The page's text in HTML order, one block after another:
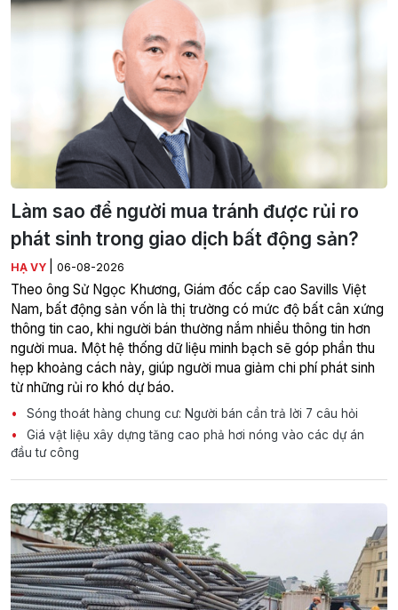
Làm sao để người mua tránh được rủi ro
phát sinh trong giao dịch bất động sản?
HẠ VY 06-08-2026
Theo ông Sử Ngọc Khương, Giám đốc cấp cao Savills Việt
Nam, bất động sản vốn là thị trường có mức độ bất cân xứng
thông tin cao, khi người bán thường nắm nhiều thông tin hơn
người mua. Một hệ thống dữ liệu minh bạch sẽ góp phần thu
hẹp khoảng cách này, giúp người mua giảm chi phí phát sinh
từ những rủi ro khó dự báo.
Sóng thoát hàng chung cư: Người bán cần trả lời 7 câu hỏi
Giá vật liệu xây dựng tăng cao phả hơi nóng vào các dự án
đầu tư công